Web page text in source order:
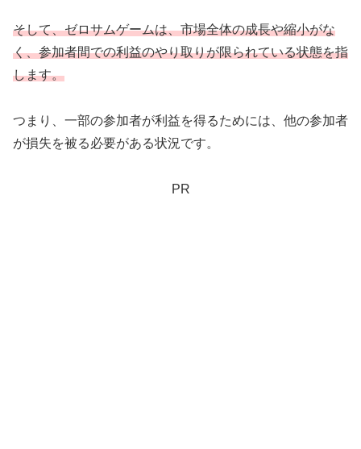
そして、ゼロサムゲームは、市場全体の成長や縮小がな
く、参加者間での利益のやり取りが限られている状態を指
します。
つまり、一部の参加者が利益を得るためには、他の参加者
が損失を被る必要がある状況です。
PR